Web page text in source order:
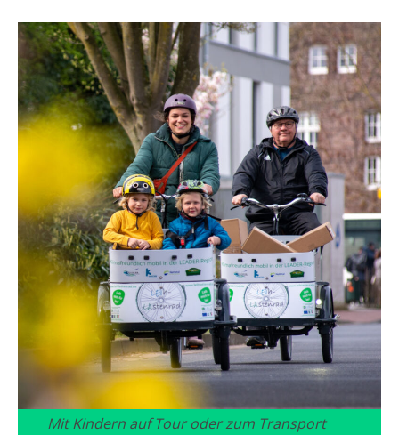
Mit Kindern auf Tour oder zum Transport